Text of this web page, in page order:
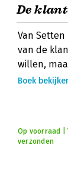
De
Van
van de
willen,
Boek
Op voorraad |
verzonden